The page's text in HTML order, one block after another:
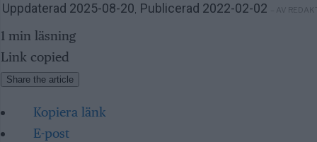
Uppdaterad 2025-08-20 Publicerad 2022-02-02 – AV
1 min läsning
Link copied
Share the article
Kopiera länk
E-post